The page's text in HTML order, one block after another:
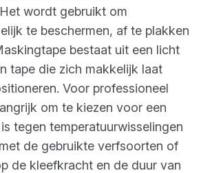
wordt gebruikt om
te beschermen, af te plakken
bestaat uit een licht
tape die zich makkelijk laat
Voor professioneel
om te kiezen voor een
tegen temperatuurwisselingen
de gebruikte verfsoorten of
de kleefkracht en de duur van